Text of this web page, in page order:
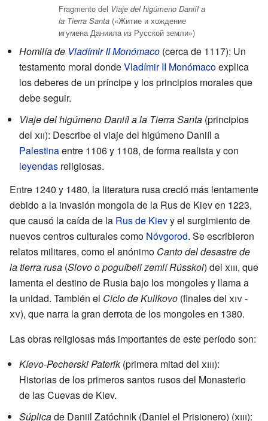
Fragmento del Viaje del higúmeno Daniíl a
la Tierra Santa («Житие и хождение
игумена Даниила из Русской земли»)
Homilía de Vladímir II Monómaco (cerca de 1117): Un
testamento moral dondeVladímir II Monómacoexplica
los deberes de un príncipe y los principios morales que
debe seguir.
Viaje del higúmeno Daniíl a la Tierra Santa (principios
del xii): Describe el viaje del higúmeno Daniíl a
Palestinaentre 1106 y 1108, de forma realista y con
leyendas religiosas.
Entre 1240 y 1480, la literatura rusa creció más lentamente
debido a la invasión mongola de la Rus de Kiev en 1223,
que causó la caída de la Rus de Kievy el surgimiento de
nuevos centros culturales como Nóvgorod. Se escribieron
relatos militares, como el anónimo Canto del desastre de
la tierra rusa (Slovo o poguíbeli zemlí Rússkoi) del xiii, que
lamenta el destino de Rusia bajo los mongoles y llama a
la unidad. También el Ciclo de Kulikovo (finales del xiv-
xv), que narra la gran derrota de los mongoles en 1380.
Las obras religiosas más importantes de este período son:
Kíevo-Pecherski Paterik(primera mitad del xiii):
Historias de los primeros santos rusos del Monasterio
de las Cuevas de Kiev.
Súplicade Daniil Zatóchnik (Daniel el Prisionero) (xiii):